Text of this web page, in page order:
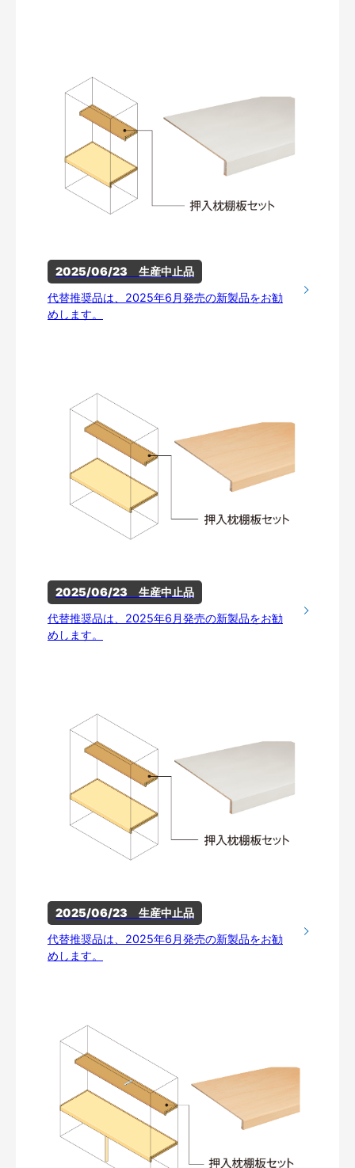
2025/06/23　生産中止品
代替推奨品は、2025年6月発売の新製品をお勧
めします。
2025/06/23　生産中止品
代替推奨品は、2025年6月発売の新製品をお勧
めします。
2025/06/23　生産中止品
代替推奨品は、2025年6月発売の新製品をお勧
めします。